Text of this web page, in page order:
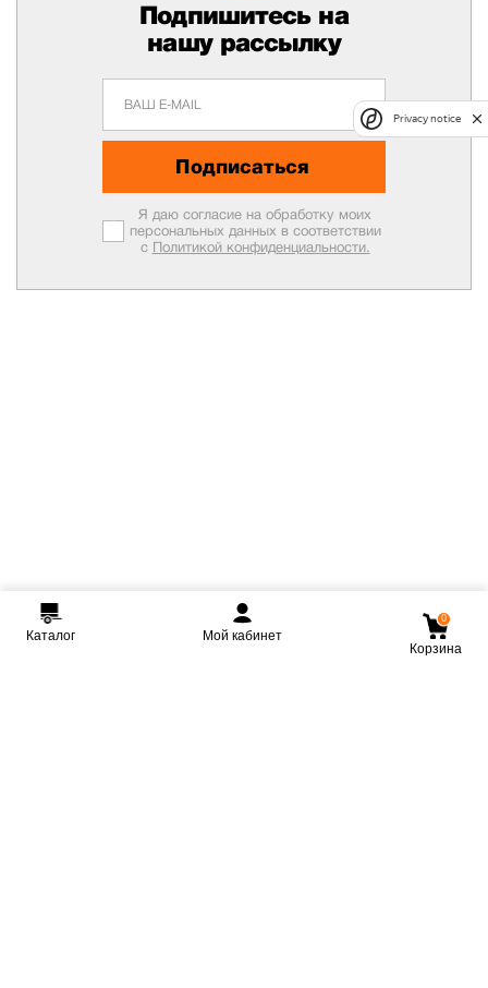
Подпишитесь на
нашу рассылку
Подписаться
Я даю согласие на обработку моих
персональных данных в соответствии
с Политикой конфиденциальности.
Каталог Мой кабинет
0
Корзина
Privacy notice